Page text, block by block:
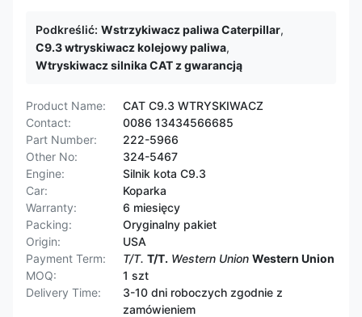
Podkreślić: Wstrzykiwacz paliwa Caterpillar,
C9.3 wtryskiwacz kolejowy paliwa,
Wtryskiwacz silnika CAT z gwarancją
Product Name:
CAT C9.3 WTRYSKIWACZ
Contact:
0086 13434566685
Part Number:
222-5966
Other No:
324-5467
Engine:
Silnik kota C9.3
Car:
Koparka
Warranty:
6 miesięcy
Packing:
Oryginalny pakiet
Origin:
USA
Payment Term:
T/T. T/T. Western Union Western Union
MOQ:
1 szt
Delivery Time:
3-10 dni roboczych zgodnie z
zamówieniem